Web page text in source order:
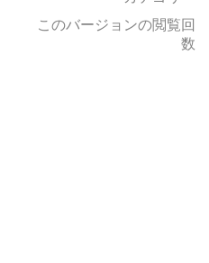
このバージョンの閲覧回
数